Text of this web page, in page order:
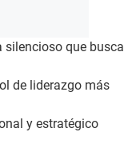
silencioso que busca
de liderazgo más
y estratégico